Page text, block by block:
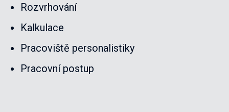
Rozvrhování
Kalkulace
Pracoviště personalistiky
Pracovní postup